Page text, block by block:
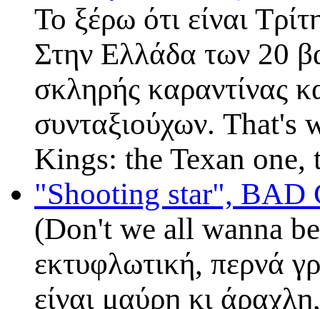
Το ξέρω ότι είναι
Στην Ελλάδα των 20
σκληρής καραντίνας
συνταξιούχων.
Kings: the Texan
"Shooting star", BAD
(Don't we all wanna
εκτυφλωτική, περνά
είναι μαύρη κι